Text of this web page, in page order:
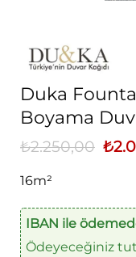
Duka
Boyama
₺2.250,00
fiyat:
₺
16m²
IBAN ile
Ödeyeceğiniz